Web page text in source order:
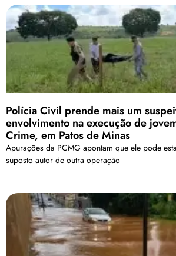
Polícia Civil prende mais um
envolvimento na execução de
Crime, em Patos de Minas
Apurações da PCMG apontam que ele pode
suposto autor de outra operação